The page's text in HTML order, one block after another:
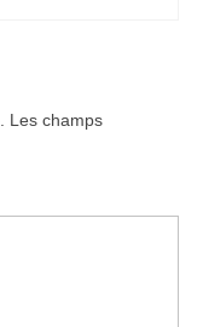
Les champs